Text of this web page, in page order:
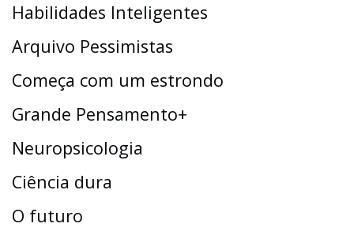
Habilidades Inteligentes
Arquivo Pessimistas
Começa com um estrondo
Grande Pensamento+
Neuropsicologia
Ciência dura
O futuro